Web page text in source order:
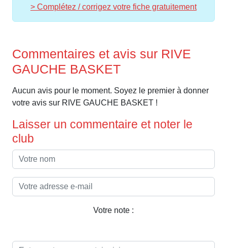
> Complétez / corrigez votre fiche gratuitement
Commentaires et avis sur RIVE
GAUCHE BASKET
Aucun avis pour le moment. Soyez le premier à donner
votre avis sur RIVE GAUCHE BASKET !
Laisser un commentaire et noter le
club
Votre note :